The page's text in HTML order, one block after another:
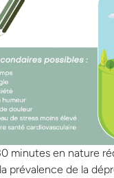
minutes en nature
prévalence de la